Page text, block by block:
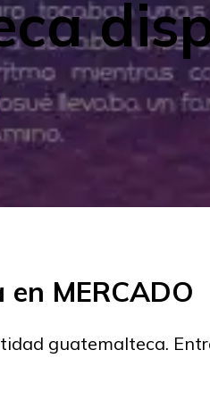
MERCADO
guatemalteca.